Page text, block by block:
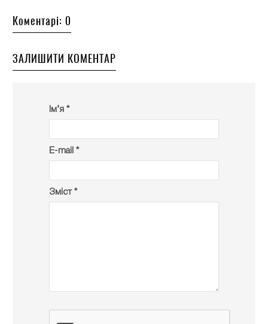
Коментарі: 0
ЗАЛИШИТИ КОМЕНТАР
Ім’я *
E-mail *
Зміст *